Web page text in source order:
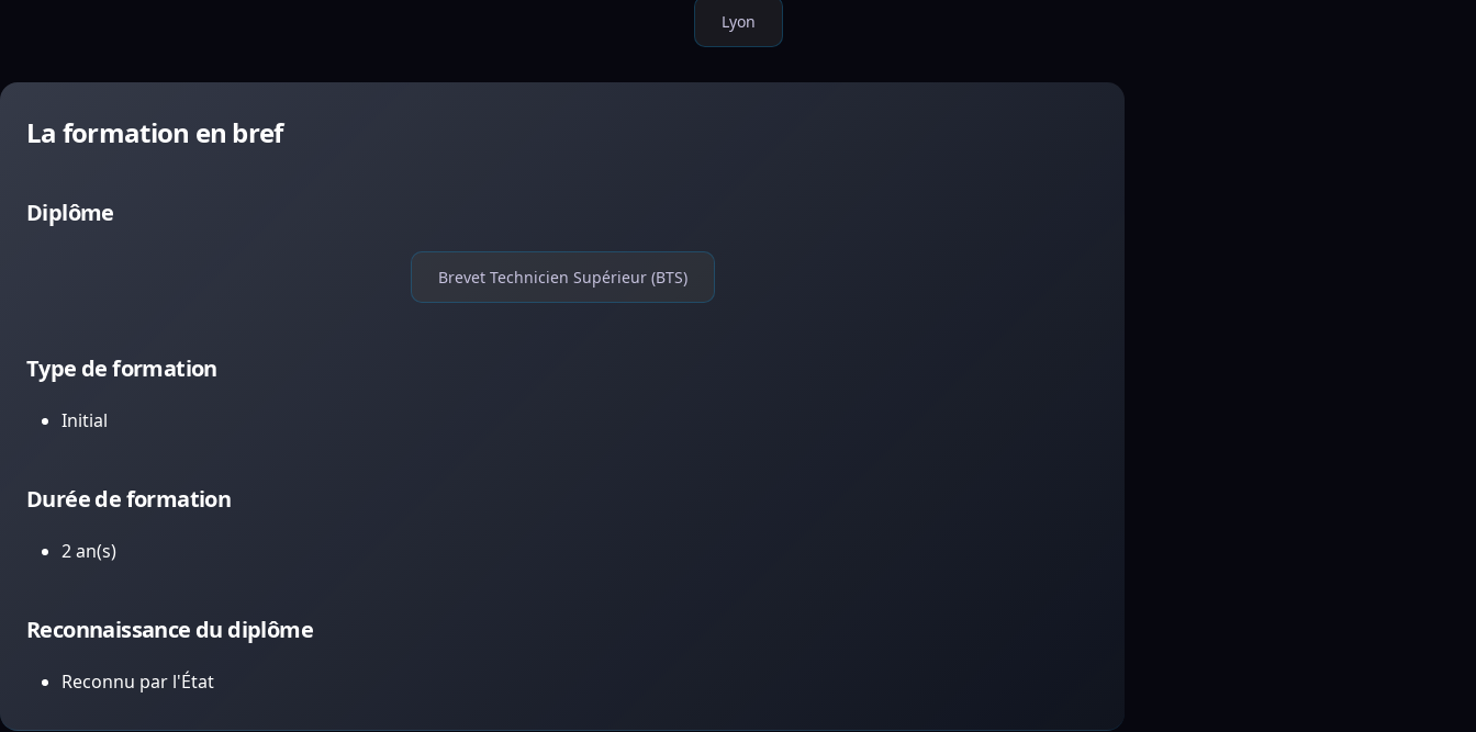
Lyon
La formation en bref
Diplôme
Brevet Technicien Supérieur (BTS)
Type de formation
Initial
Durée de formation
2 an(s)
Reconnaissance du diplôme
Reconnu par l'État